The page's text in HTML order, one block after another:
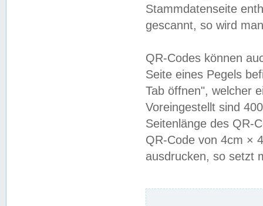
Stammdatenseite
gescannt, so wird
QR-Codes können
Seite eines Pegels
Tab öffnen", welcher
Voreingestellt sind
Seitenlänge des QR-
QR-Code von 4cm ×
ausdrucken, so setzt